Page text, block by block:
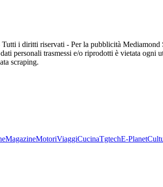
i diritti riservati - Per la pubblicità
personali trasmessi e/o riprodotti è vietata ogni
scraping.
MagazineMotoriViaggiCucinaTgtechE-Planet